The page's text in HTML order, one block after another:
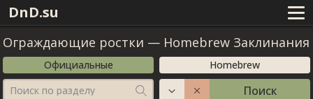
DnD.su
Ограждающие ростки — Homebrew Заклинания
Официальные
Homebrew
Поиск по разделу
Поиск